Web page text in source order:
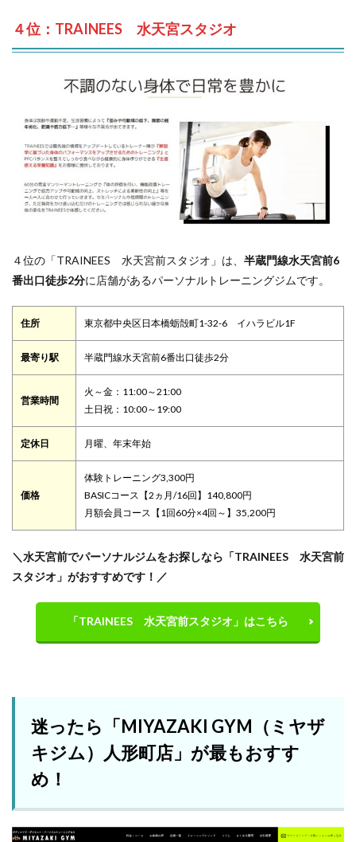
４位：TRAINEES 水天宮スタジオ
４位の「TRAINEES 水天宮前スタジオ」は、 半蔵門線水天宮前6
番出口徒歩2分に店舗があるパーソナルトレーニングジムです。
住所 東京都中央区日本橋蛎殻町1-32-6 イハラビル1F
最寄り駅 半蔵門線水天宮前6番出口徒歩2分
営業時間
火～金：11:00～21:00
土日祝：10:00～19:00
定休日 月曜、年末年始
価格
体験トレーニング3,300円
BASICコース【2ヵ月/16回】140,800円
月額会員コース【1回60分×4回～】35,200円
＼水天宮前でパーソナルジムをお探しなら「TRAINEES 水天宮前
スタジオ」がおすすめです！／
「TRAINEES 水天宮前スタジオ」はこちら
迷ったら「MIYAZAKI GYM（ミヤザ
キジム）人形町店」が最もおすす
め！